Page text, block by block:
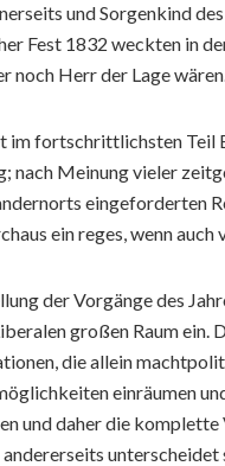
und Sorgenkind
Fest 1832 weckten in
noch Herr der Lage
im fortschrittlichsten Teil
nach Meinung vieler
eingeforderten
ein reges, wenn
der Vorgänge des
großen Raum ein.
die allein
einräumen
und daher die